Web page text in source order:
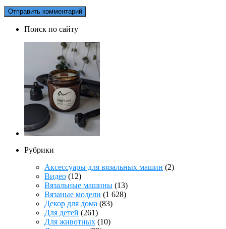
Поиск по сайту
Рубрики
Аксессуары для вязальных машин (2)
Видео (12)
Вязальные машины (13)
Вязаные модели (1 628)
Декор для дома (83)
Для детей (261)
Для животных (10)